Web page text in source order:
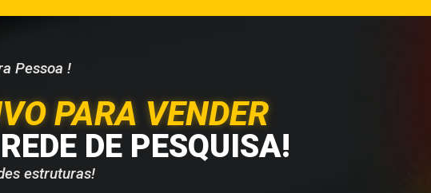
Pessoa !
PARA VENDER
DE PESQUISA!
estruturas!